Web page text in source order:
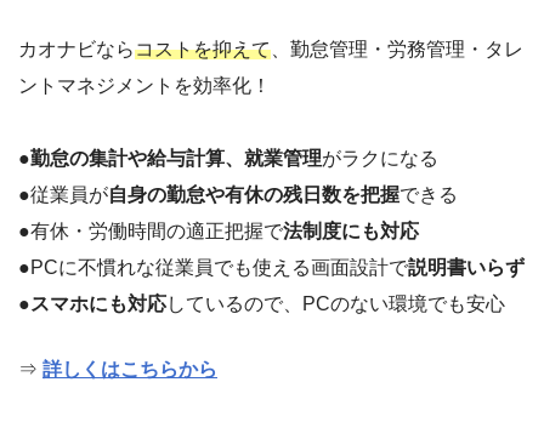
カオナビならコストを抑えて 、勤怠管理・労務管理・タレ
ントマネジメントを効率化！
●勤怠の集計や給与計算、就業管理がラクになる
●従業員が自身の勤怠や有休の残日数を把握できる
●有休・労働時間の適正把握で法制度にも対応
●PCに不慣れな従業員でも使える画面設計で説明書いらず
●スマホにも対応しているので、PCのない環境でも安心
⇒ 詳しくはこちらから